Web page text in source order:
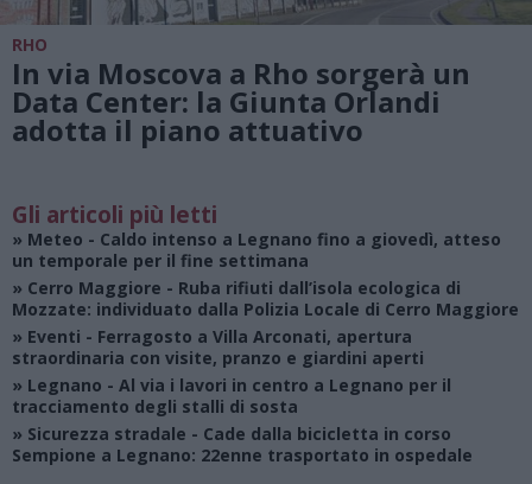
RHO
In via Moscova a Rho sorgerà un
Data Center: la Giunta Orlandi
adotta il piano attuativo
Gli articoli più letti
» Meteo - Caldo intenso a Legnano fino a giovedì, atteso
un temporale per il fine settimana
» Cerro Maggiore - Ruba rifiuti dall’isola ecologica di
Mozzate: individuato dalla Polizia Locale di Cerro Maggiore
» Eventi - Ferragosto a Villa Arconati, apertura
straordinaria con visite, pranzo e giardini aperti
» Legnano - Al via i lavori in centro a Legnano per il
tracciamento degli stalli di sosta
» Sicurezza stradale - Cade dalla bicicletta in corso
Sempione a Legnano: 22enne trasportato in ospedale